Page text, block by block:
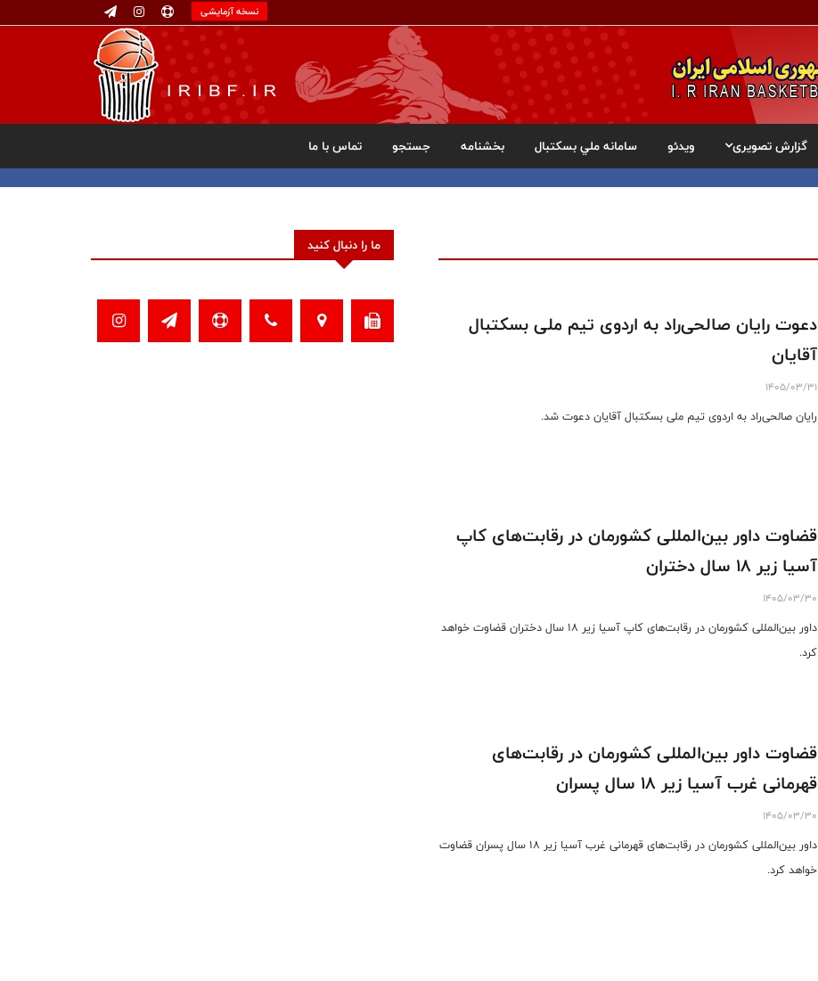
نسخه آزمایشی
گزارش تصویری ویدئو سامانه ملي بسکتبال بخشنامه جستجو تماس با ما
دعوت رایان صالحی‌راد به اردوی تیم ملی بسکتبال
آقایان
1405/03/31
رایان صالحی‌راد به اردوی تیم ملی بسکتبال آقایان دعوت شد.
قضاوت داور بین‌المللی کشورمان در رقابت‌های کاپ
آسیا زیر ۱۸ سال دختران
1405/03/30
داور بین‌المللی کشورمان در رقابت‌های کاپ آسیا زیر ۱۸ سال دختران قضاوت خواهد
کرد.
قضاوت داور بین‌المللی کشورمان در رقابت‌های
قهرمانی غرب آسیا زیر ۱۸ سال پسران
1405/03/30
داور بین‌المللی کشورمان در رقابت‌های قهرمانی غرب آسیا زیر ۱۸ سال پسران قضاوت
خواهد کرد.
ما را دنبال کنید